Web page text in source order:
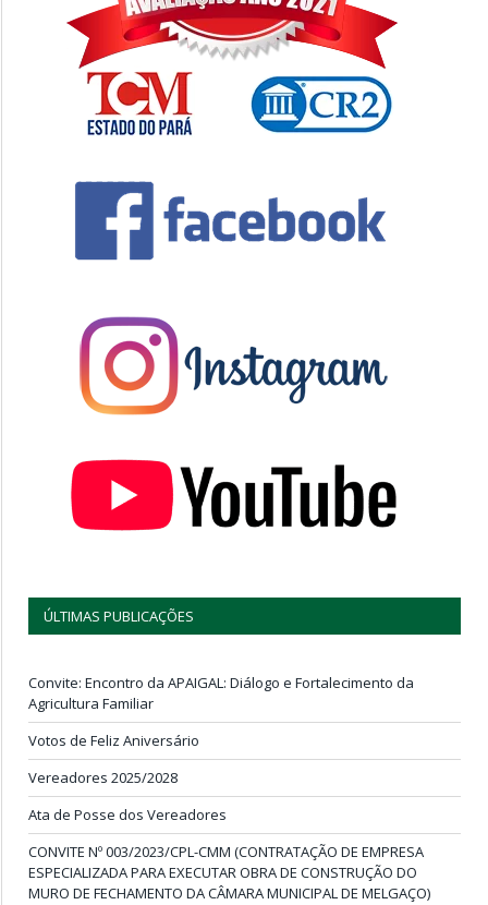
ÚLTIMAS PUBLICAÇÕES
Convite: Encontro da APAIGAL: Diálogo e Fortalecimento da
Agricultura Familiar
Votos de Feliz Aniversário
Vereadores 2025/2028
Ata de Posse dos Vereadores
CONVITE Nº 003/2023/CPL-CMM (CONTRATAÇÃO DE EMPRESA
ESPECIALIZADA PARA EXECUTAR OBRA DE CONSTRUÇÃO DO
MURO DE FECHAMENTO DA CÂMARA MUNICIPAL DE MELGAÇO)